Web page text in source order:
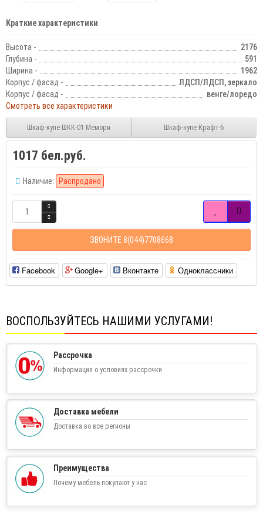
Краткие характеристики
Высота -
2176
Глубина -
591
Ширина -
1962
Корпус / фасад -
ЛДСП/ЛДСП, зеркало
Корпус / фасад -
венге/лоредо
Смотреть все характеристики
Шкаф-купе ШКК-01 Мемори Шкаф-купе Крафт-6
1017 бел.руб.
Наличие: Распродано
ЗВОНИТЕ 8(044)7708668
Facebook Google+ Вконтакте Одноклассники
ВОСПОЛЬЗУЙТЕСЬ НАШИМИ УСЛУГАМИ!
Рассрочка
Информация о условиях рассрочки
Доставка мебели
Доставка во все регионы
Преимущества
Почему мебель покупают у нас